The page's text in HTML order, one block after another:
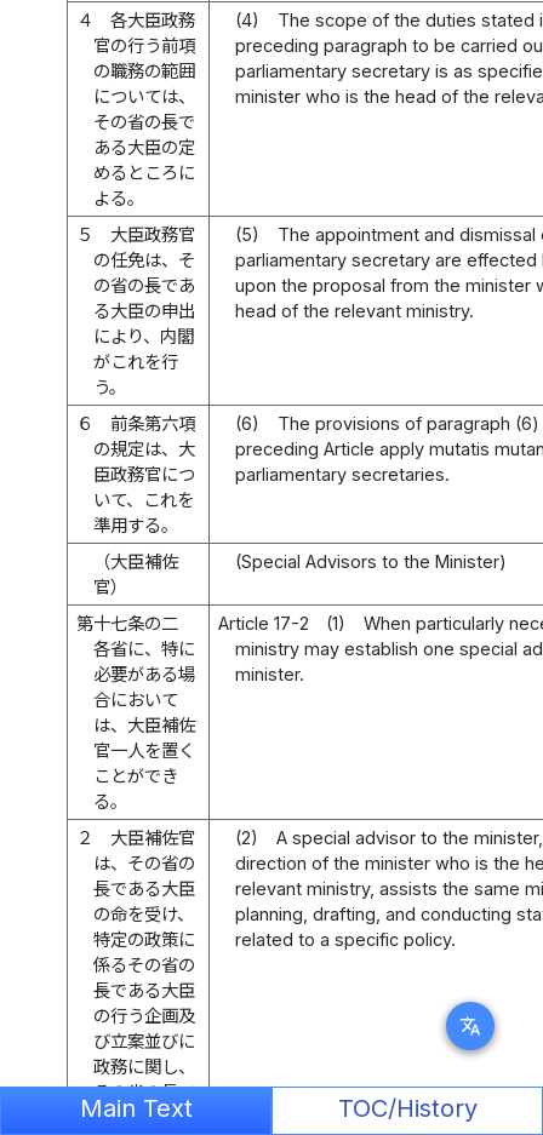
translate
４
各大臣政務
官の行う前項
の職務の範囲
については、
その省の長で
ある大臣の定
めるところに
よる。
(4)
The scope of the duties stated
preceding paragraph to be carried
parliamentary secretary is as
minister who is the head of the
５
大臣政務官
の任免は、そ
の省の長であ
る大臣の申出
により、内閣
がこれを行
う。
(5)
The appointment and dismissal
parliamentary secretary are effected
upon the proposal from the minister
head of the relevant ministry.
６
前条第六項
の規定は、大
臣政務官につ
いて、これを
準用する。
(6)
The provisions of paragraph
preceding Article apply mutatis
parliamentary secretaries.
（大臣補佐
官）
(Special Advisors to the Minister)
第十七条の二
各省に、特に
必要がある場
合において
は、大臣補佐
官一人を置く
ことができ
る。
Article 17-2 (1)
When particularly
ministry may establish one special
minister.
２
大臣補佐官
は、その省の
長である大臣
の命を受け、
特定の政策に
係るその省の
長である大臣
の行う企画及
び立案並びに
政務に関し、
その省の長で
ある大臣を補
(2)
A special advisor to the
direction of the minister who is the
relevant ministry, assists the same
planning, drafting, and conducting
related to a specific policy.
Main Text TOC/History